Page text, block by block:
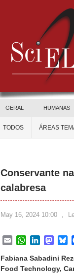
GERAL HUMANAS
TODOS ÁREAS
Conservante
calabresa
May 16, 2024 10:00 ,
EmailWhatsApp
LinkedIn
Fabiana Sabadini
Food Technology,